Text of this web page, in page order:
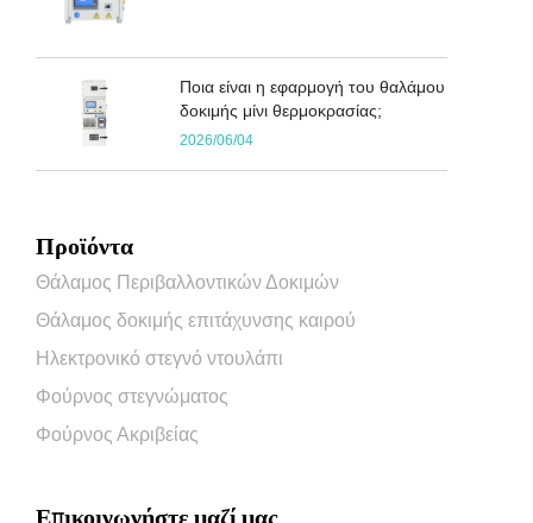
Ποια είναι η εφαρμογή του θαλάμου
δοκιμής μίνι θερμοκρασίας;
2026/06/04
Προϊόντα
Θάλαμος Περιβαλλοντικών Δοκιμών
Θάλαμος δοκιμής επιτάχυνσης καιρού
Ηλεκτρονικό στεγνό ντουλάπι
Φούρνος στεγνώματος
Φούρνος Ακριβείας
Επικοινωνήστε μαζί μας